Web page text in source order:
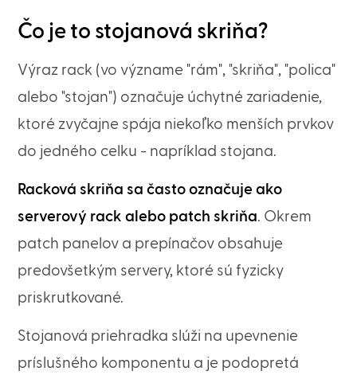
Čo je to stojanová skriňa?
Výraz rack (vo význame "rám", "skriňa", "polica"
alebo "stojan") označuje úchytné zariadenie,
ktoré zvyčajne spája niekoľko menších prvkov
do jedného celku - napríklad stojana.
Racková skriňa sa často označuje ako
serverový rack alebo patch skriňa. Okrem
patch panelov a prepínačov obsahuje
predovšetkým servery, ktoré sú fyzicky
priskrutkované.
Stojanová priehradka slúži na upevnenie
príslušného komponentu a je podopretá